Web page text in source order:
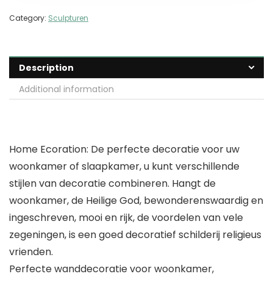
Category: Sculpturen
Description
Additional information
Home Ecoration: De perfecte decoratie voor uw
woonkamer of slaapkamer, u kunt verschillende
stijlen van decoratie combineren. Hangt de
woonkamer, de Heilige God, bewonderenswaardig en
ingeschreven, mooi en rijk, de voordelen van vele
zegeningen, is een goed decoratief schilderij religieus
vrienden.
Perfecte wanddecoratie voor woonkamer,